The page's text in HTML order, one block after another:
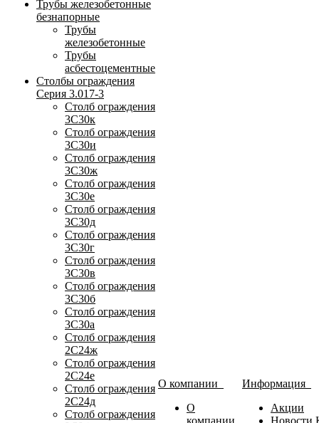
Трубы железобетонные
безнапорные
Трубы
железобетонные
Трубы
асбестоцементные
Столбы ограждения
Серия 3.017-3
Столб ограждения
3С30к
Столб ограждения
3С30и
Столб ограждения
3С30ж
Столб ограждения
3С30е
Столб ограждения
3С30д
Столб ограждения
3С30г
Столб ограждения
3С30в
Столб ограждения
3С30б
Столб ограждения
3С30а
Столб ограждения
2С24ж
Столб ограждения
2С24е
Столб ограждения
2С24д
Столб ограждения
О компании
О
компании
Информация
Акции
Новости